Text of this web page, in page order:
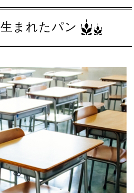
まれたパン